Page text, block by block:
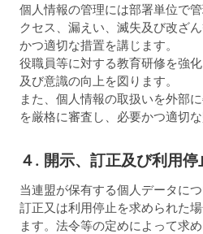
個人情報の管理には部署単位で
クセス、漏えい、滅失及び改ざ
かつ適切な措置を講じます。
役職員等に対する教育研修を強
及び意識の向上を図ります。
また、個人情報の取扱いを外部
を厳格に審査し、必要かつ適切な
４. 開示、訂正及び利用停
当連盟が保有する個人データに
訂正又は利用停止を求められた
ます。法令等の定めによって求